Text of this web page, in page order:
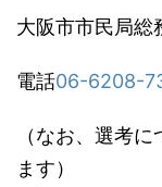
大阪市市民局総
電話06-6208-
（なお、選考
ます）